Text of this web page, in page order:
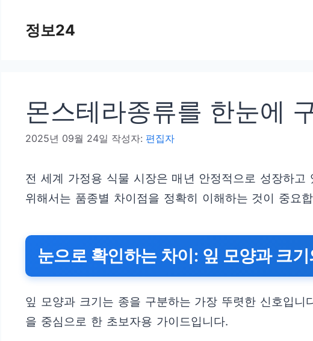
정보24
몬스테라종류를 한눈에
2025년 09월 24일 작성자: 편집자
전 세계 가정용 식물 시장은 매년 안정적으로 성장하
위해서는 품종별 차이점을 정확히 이해하는 것이 중요
눈으로 확인하는 차이: 잎 모양과 크
잎 모양과 크기는 종을 구분하는 가장 뚜렷한 신호입
을 중심으로 한 초보자용 가이드입니다.